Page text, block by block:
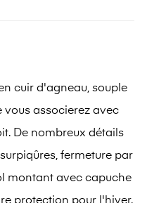
cuir d'agneau, souple
vous associerez avec
De nombreux détails
fermeture par
montant avec capuche